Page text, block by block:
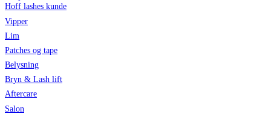
Hoff lashes kunde
Vipper
Lim
Patches og tape
Belysning
Bryn & Lash lift
Aftercare
Salon